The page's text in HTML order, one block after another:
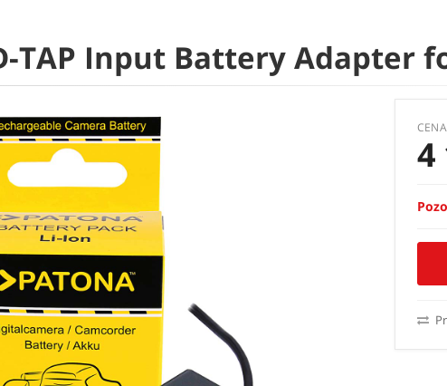
TAP Input Battery Adapter
4